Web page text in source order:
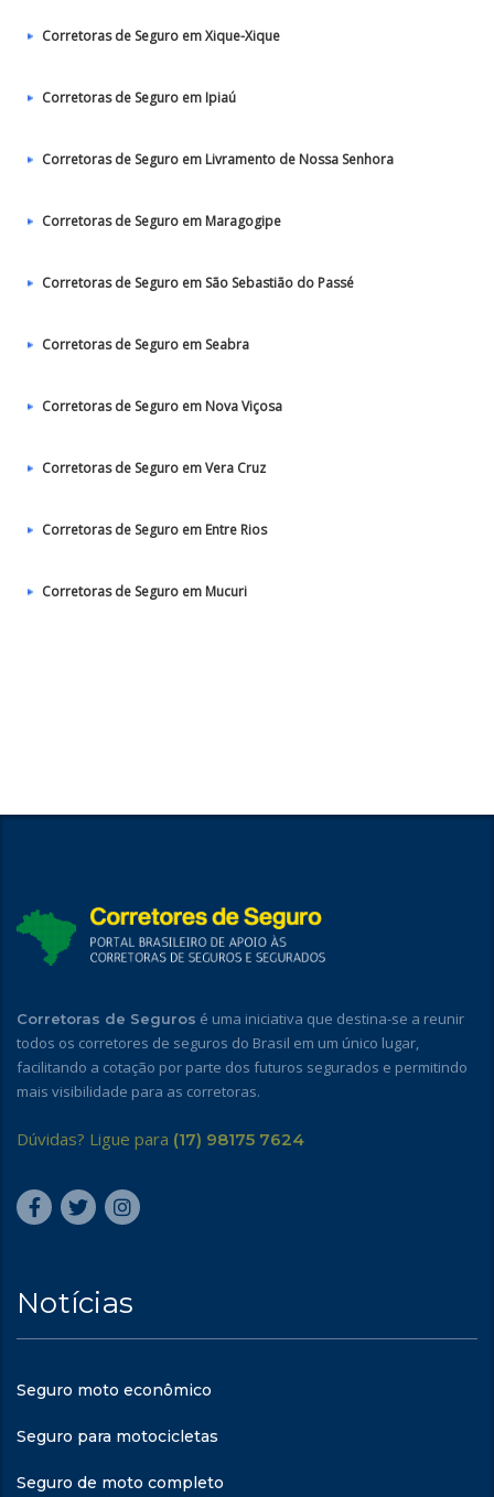
Corretoras de Seguro em Xique-Xique
Corretoras de Seguro em Ipiaú
Corretoras de Seguro em Livramento de Nossa Senhora
Corretoras de Seguro em Maragogipe
Corretoras de Seguro em São Sebastião do Passé
Corretoras de Seguro em Seabra
Corretoras de Seguro em Nova Viçosa
Corretoras de Seguro em Vera Cruz
Corretoras de Seguro em Entre Rios
Corretoras de Seguro em Mucuri
Corretoras de Seguros é uma iniciativa que destina-se a reunir
todos os corretores de seguros do Brasil em um único lugar,
facilitando a cotação por parte dos futuros segurados e permitindo
mais visibilidade para as corretoras.
Dúvidas? Ligue para (17) 98175 7624
Notícias
Seguro moto econômico
Seguro para motocicletas
Seguro de moto completo